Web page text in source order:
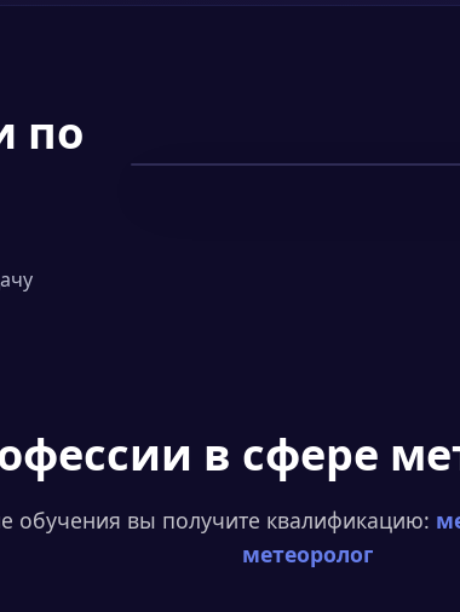
по
в сфере
обучения вы получите квалификацию:
метеоролог